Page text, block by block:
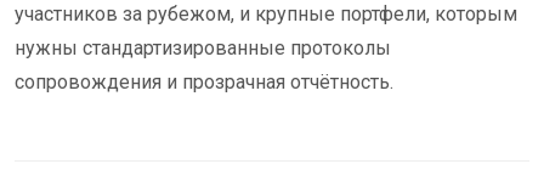
участников за рубежом, и крупные портфели, которым
нужны стандартизированные протоколы
сопровождения и прозрачная отчётность.